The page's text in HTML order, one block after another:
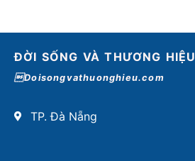
ĐỜI SỐNG VÀ THƯƠNG HIỆU
Doisongvathuonghieu.com
TP. Đà Nẵng